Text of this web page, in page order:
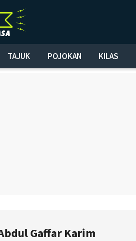
TAJUK POJOKAN KILAS
Gaffar Karim